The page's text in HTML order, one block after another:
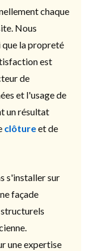
chaque
Nous
que la propreté
est
de
et l'usage de
un résultat
clôtureet de
s'installer sur
façade
une expertise